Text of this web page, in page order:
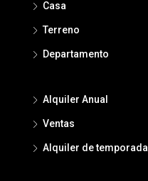
Casa
Terreno
Departamento
Alquiler Anual
Ventas
Alquiler de temporada